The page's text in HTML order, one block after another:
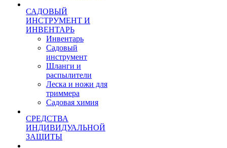
САДОВЫЙ
ИНСТРУМЕНТ И
ИНВЕНТАРЬ
Инвентарь
Садовый
инструмент
Шланги и
распылители
Леска и ножи для
триммера
Садовая химия
СРЕДСТВА
ИНДИВИДУАЛЬНОЙ
ЗАЩИТЫ